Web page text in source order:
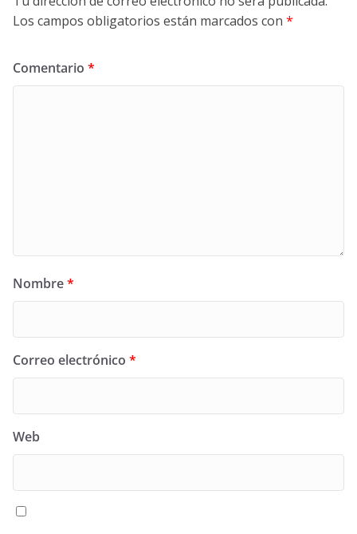
Los campos obligatorios están marcados con *
Comentario *
Nombre*
Correo electrónico *
Web